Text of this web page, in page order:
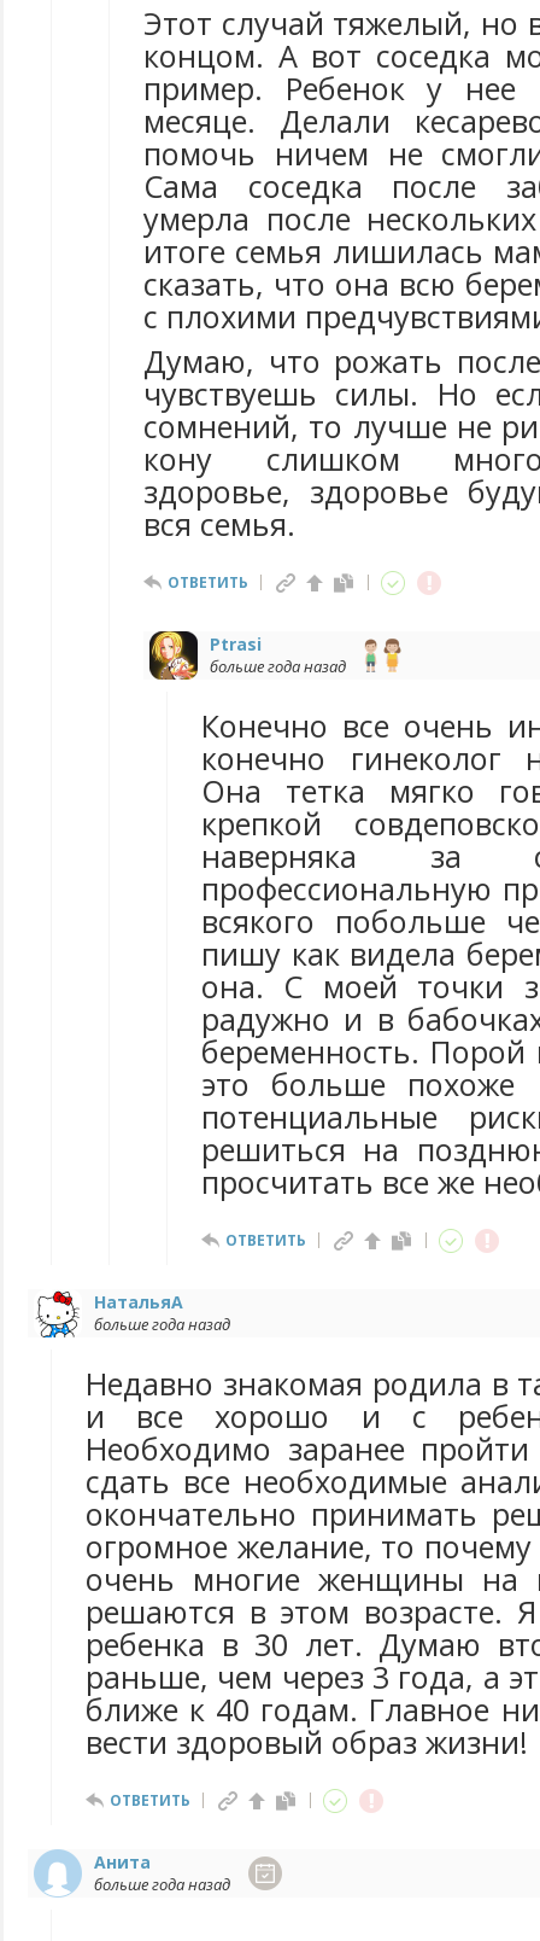
Этот случай тяжелый, но
концом. А вот соседка
пример. Ребенок у
месяце. Делали
помочь ничем не
Сама соседка после
умерла после
итоге семья лишилась
сказать, что она всю
с плохими
Думаю, что рожать
чувствуешь силы. Но
сомнений, то лучше не
кону слишком
здоровье, здоровье
вся семья.
ОТВЕТИТЬ
Ptrasi
больше года назад
Конечно все очень
конечно гинеколог
Она тетка мягко
крепкой
наверняка за
профессиональную
всякого побольше
пишу как видела
она. С моей точки
радужно и в
беременность. Порой
это больше
потенциальные
решиться на
просчитать все же
ОТВЕТИТЬ
НатальяА
больше года назад
Недавно знакомая родила в
и все хорошо и с
Необходимо заранее
сдать все необходимые
окончательно принимать
огромное желание, то
очень многие женщины на
решаются в этом возрасте.
ребенка в 30 лет. Думаю
раньше, чем через 3 года, а
ближе к 40 годам. Главное
вести здоровый образ жизни!
ОТВЕТИТЬ
Анита
больше года назад